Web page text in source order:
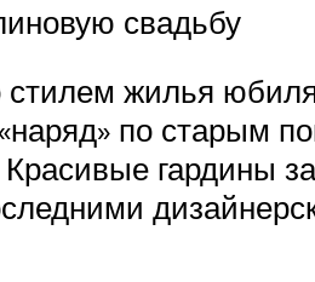
свадьбу
жилья
по старым
гардины